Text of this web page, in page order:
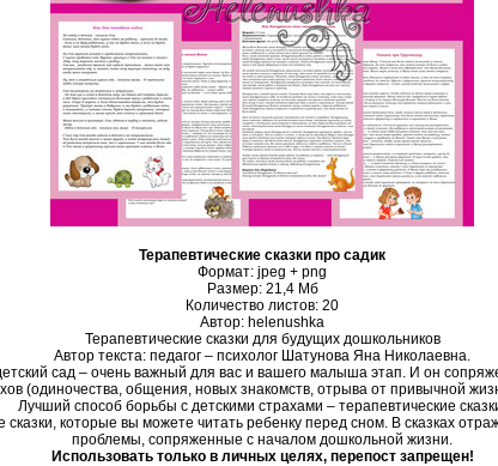
Терапевтические сказки про садик
Формат: jpeg + png
Размер: 21,4 Mб
Количество листов: 20
Автор: helenushka
Терапевтические сказки для будущих дошкольников
Автор текста: педагог – психолог Шатунова Яна Николаевна.
сад – очень важный для вас и вашего малыша этап. И он
(одиночества, общения, новых знакомств, отрыва от привычной
Лучший способ борьбы с детскими страхами – терапевтические
сказки, которые вы можете читать ребенку перед сном. В сказках
проблемы, сопряженные с началом дошкольной жизни.
Использовать только в личных целях, перепост запрещен!